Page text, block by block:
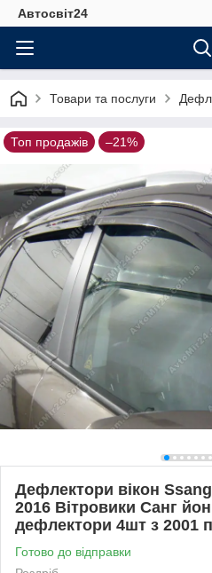
Автосвіт24
Товари та послуги
Топ продажів –21%
Дефлектори вікон
2016 Вітровики Санг
дефлектори 4шт з 2001
Готово до відправки